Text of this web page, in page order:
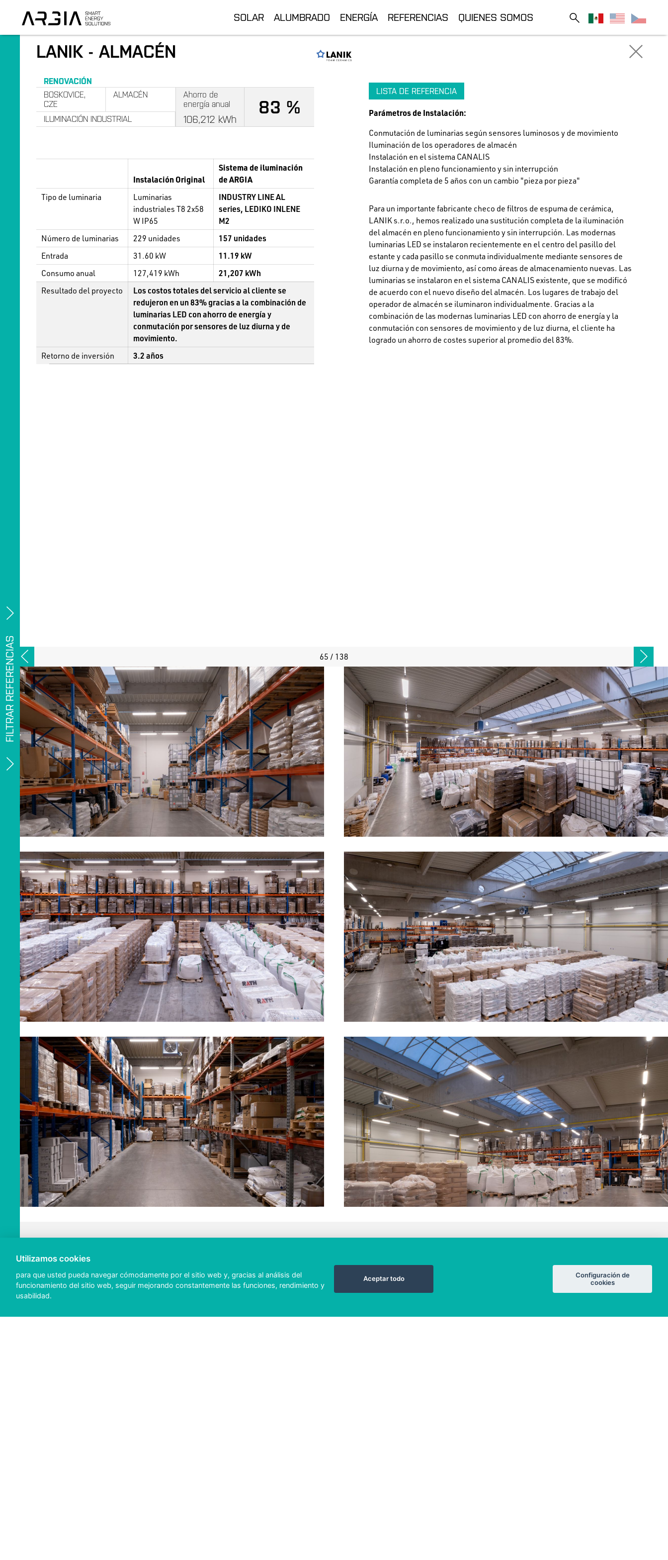
SOLAR ALUMBRADO ENERGÍA REFERENCIAS QUIENES SOMOS
LANIK - ALMACÉN
RENOVACIÓN
BOSKOVICE,
CZE
ALMACÉN
ILUMINACIÓN INDUSTRIAL
Ahorro de
energía anual
106,212 kWh
83 %
Instalación Original
Sistema de iluminación
de ARGIA
Tipo de luminaria
Luminarias
industriales T8 2x58
W IP65
INDUSTRY LINE AL
series, LEDIKO INLENE
M2
Número de luminarias
229 unidades
157 unidades
Entrada
31.60 kW
11.19 kW
Consumo anual
127,419 kWh
21,207 kWh
Resultado del proyecto
Los costos totales del servicio al cliente se
redujeron en un 83% gracias a la combinación de
luminarias LED con ahorro de energía y
conmutación por sensores de luz diurna y de
movimiento.
Retorno de inversión
3.2 años
LISTA DE REFERENCIA
Parámetros de Instalación:
Conmutación de luminarias según sensores luminosos y de movimiento
Iluminación de los operadores de almacén
Instalación en el sistema CANALIS
Instalación en pleno funcionamiento y sin interrupción
Garantía completa de 5 años con un cambio "pieza por pieza"
Para un importante fabricante checo de filtros de espuma de cerámica,
LANIK s.r.o., hemos realizado una sustitución completa de la iluminación
del almacén en pleno funcionamiento y sin interrupción. Las modernas
luminarias LED se instalaron recientemente en el centro del pasillo del
estante y cada pasillo se conmuta individualmente mediante sensores de
luz diurna y de movimiento, así como áreas de almacenamiento nuevas. Las
luminarias se instalaron en el sistema CANALIS existente, que se modificó
de acuerdo con el nuevo diseño del almacén. Los lugares de trabajo del
operador de almacén se iluminaron individualmente. Gracias a la
combinación de las modernas luminarias LED con ahorro de energía y la
conmutación con sensores de movimiento y de luz diurna, el cliente ha
logrado un ahorro de costes superior al promedio del 83%.
65 / 138
FILTRAR REFERENCIAS
Servicios
Referencias
SOLAR
Techo
Tierra
ALUMBRADO
Alumbrado público
Utilizamos cookies
para que usted pueda navegar cómodamente por el sitio web y, gracias al análisis del
funcionamiento del sitio web, seguir mejorando constantemente las funciones, rendimiento y
usabilidad.
Aceptar todo
Configuración de
cookies